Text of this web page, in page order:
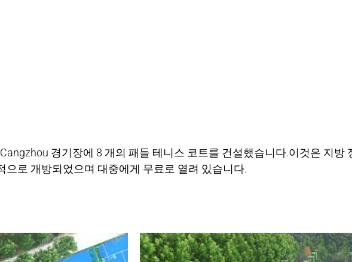
경기장에 8 개의 패들 테니스 코트를 건설했습니다.이것은 지방
로 개방되었으며 대중에게 무료로 열려 있습니다.